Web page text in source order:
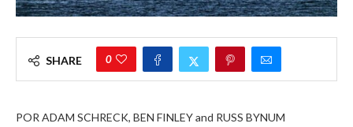
SHARE 0
POR ADAM SCHRECK, BEN FINLEY and RUSS BYNUM